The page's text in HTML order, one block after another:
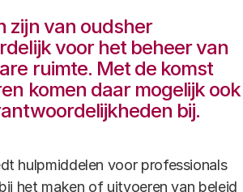
zijn van oudsher
voor het beheer van
ruimte. Met de komst
komen daar mogelijk ook
bij.
hulpmiddelen voor professionals
het maken of uitvoeren van beleid